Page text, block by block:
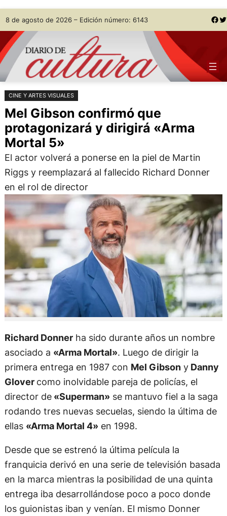
Saltar
al
contenido
Skip
to
content
8 de agosto de 2026 – Edición número: 6143 Facebook Twitter
CINE Y ARTES VISUALES
Mel Gibson confirmó que
protagonizará y dirigirá «Arma
Mortal 5»
El actor volverá a ponerse en la piel de Martin
Riggs y reemplazará al fallecido Richard Donner
en el rol de director
Richard Donnerha sido durante años un nombre
asociado a «Arma Mortal». Luego de dirigir la
primera entrega en 1987 con Mel GibsonyDanny
Glover como inolvidable pareja de policías, el
director de«Superman»se mantuvo fiel a la saga
rodando tres nuevas secuelas, siendo la última de
ellas «Arma Mortal 4»en 1998.
Desde que se estrenó la última película la
franquicia derivó en una serie de televisión basada
en la marca mientras la posibilidad de una quinta
entrega iba desarrollándose poco a poco donde
los guionistas iban y venían. El mismo Donner